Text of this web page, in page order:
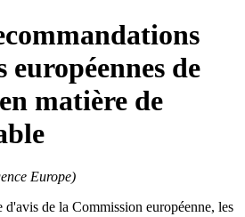
européennes de
matière de
Europe)
d'avis de la Commission européenne, les